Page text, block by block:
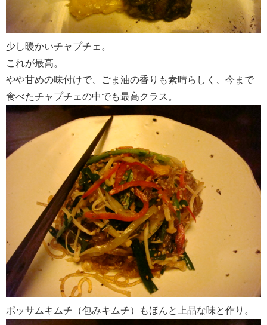
少し暖かいチャプチェ。
これが最高。
やや甘めの味付けで、ごま油の香りも素晴らしく、今まで
食べたチャプチェの中でも最高クラス。
ポッサムキムチ（包みキムチ）もほんと上品な味と作り。